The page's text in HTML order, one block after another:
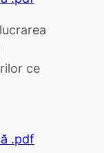
ce
.pdf